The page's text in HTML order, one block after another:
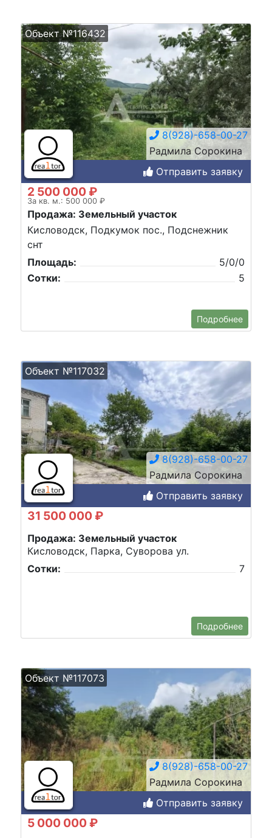
Объект №116432
8(928)-658-00-27
Радмила Сорокина
Отправить заявку
2 500 000 ₽
За кв. м.: 500 000 ₽
Продажа: Земельный участок
Кисловодск, Подкумок пос., Подснежник
снт
Площадь:
5/0/0
Сотки:
5
Подробнее
Объект №117032
8(928)-658-00-27
Радмила Сорокина
Отправить заявку
31 500 000 ₽
Продажа: Земельный участок
Кисловодск, Парка, Суворова ул.
Сотки:
7
Подробнее
Объект №117073
8(928)-658-00-27
Радмила Сорокина
Отправить заявку
5 000 000 ₽